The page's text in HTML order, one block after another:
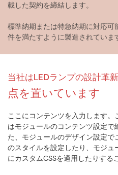
載した契約を締結します。
標準納期または特急納期に対応
件を満たすように製造されていま
当社はLEDランプの設計革
点を置いています
ここにコンテンツを入力します
はモジュールのコンテンツ設定で
た、モジュールのデザイン設定
のスタイルを設定したり、モジュ
にカスタムCSSを適用したりする